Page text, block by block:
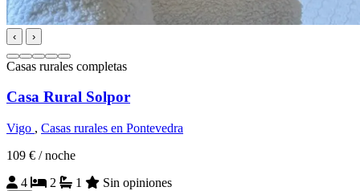
‹ ›
Casas rurales completas
Casa Rural Solpor
Vigo , Casas rurales en Pontevedra
109 € / noche
4
2 1 Sin opiniones